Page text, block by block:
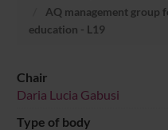
AQ management group
education - L19
Chair
Daria Lucia Gabusi
Type of body